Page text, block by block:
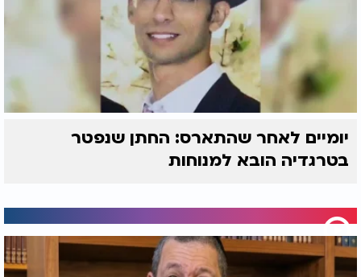
יומיים לאחר שהתארס: החתן שנפטר
בטרגדיה הובא למנוחות